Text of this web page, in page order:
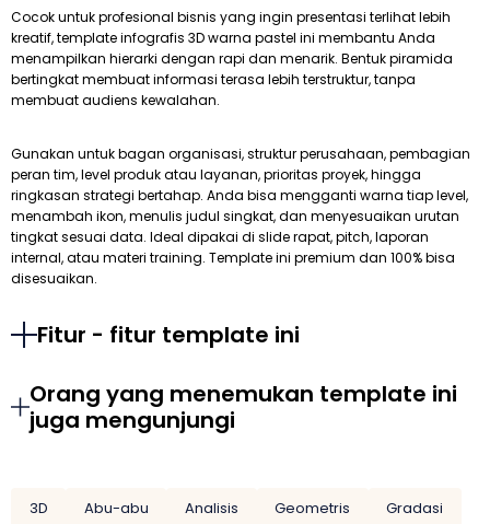
Cocok untuk profesional bisnis yang ingin presentasi terlihat lebih
kreatif, template infografis 3D warna pastel ini membantu Anda
menampilkan hierarki dengan rapi dan menarik. Bentuk piramida
bertingkat membuat informasi terasa lebih terstruktur, tanpa
membuat audiens kewalahan.
Gunakan untuk bagan organisasi, struktur perusahaan, pembagian
peran tim, level produk atau layanan, prioritas proyek, hingga
ringkasan strategi bertahap. Anda bisa mengganti warna tiap level,
menambah ikon, menulis judul singkat, dan menyesuaikan urutan
tingkat sesuai data. Ideal dipakai di slide rapat, pitch, laporan
internal, atau materi training. Template ini premium dan 100% bisa
disesuaikan.
Fitur - fitur template ini
Orang yang menemukan template ini
juga mengunjungi
3D Abu-abu Analisis Geometris
Gradasi